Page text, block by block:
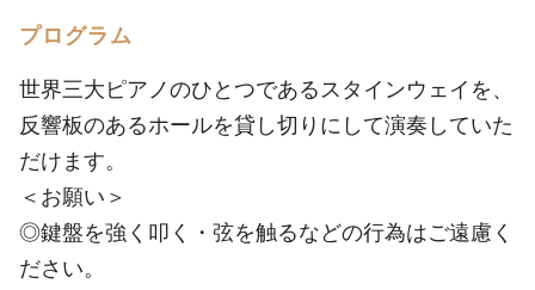
プログラム
世界三大ピアノのひとつであるスタインウェイを、
反響板のあるホールを貸し切りにして演奏していた
だけます。
＜お願い＞
◎鍵盤を強く叩く・弦を触るなどの行為はご遠慮く
ださい。